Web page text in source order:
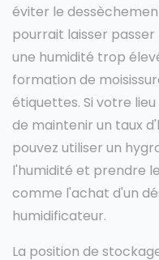
éviter le
pourrait laisser
une humidité trop
formation de
étiquettes. Si votre
de maintenir un taux
pouvez utiliser un
l'humidité et prendre
comme l'achat d'un
humidificateur.
La position de